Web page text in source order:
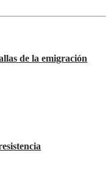
de la emigración